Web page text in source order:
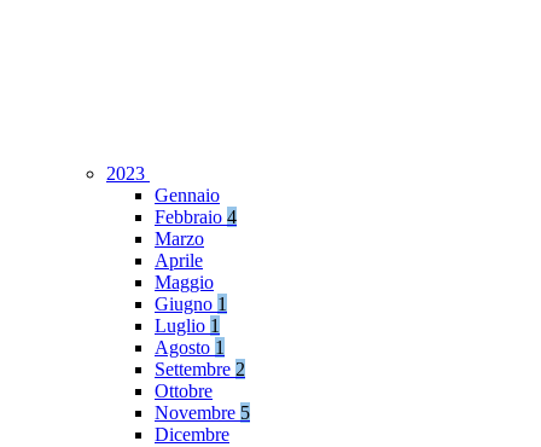
2023
Gennaio
Febbraio 4
Marzo
Aprile
Maggio
Giugno 1
Luglio 1
Agosto 1
Settembre 2
Ottobre
Novembre 5
Dicembre